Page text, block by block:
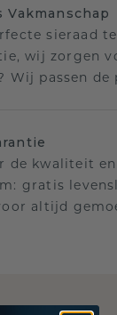
Vakmanschap
sieraad
wij zorgen
Wij passen de
de kwaliteit
gratis
altijd